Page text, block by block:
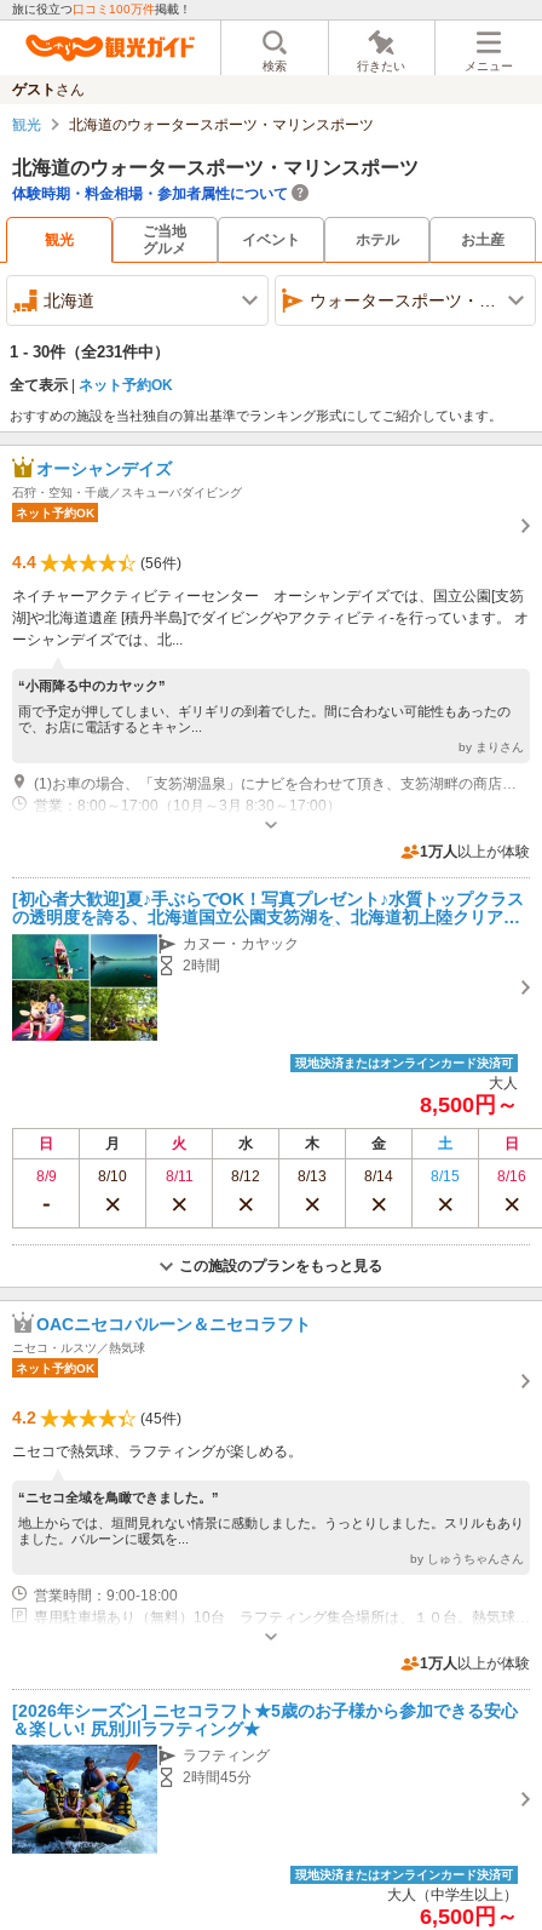
旅に役立つ口コミ100万件掲載！
検索 行きたい メニュー
ゲスト さん
観光 北海道のウォータースポーツ・マリンスポーツ
北海道のウォータースポーツ・マリンスポーツ
体験時期・料金相場・参加者属性について
観光
ご当地
グルメ
イベント ホテル お土産
北海道 ウォータースポーツ・マリンスポーツ
1 - 30件 （全231件中）
全て表示 ネット予約OK
おすすめの施設を当社独自の算出基準でランキング形式にしてご紹介しています。
オーシャンデイズ
石狩・空知・千歳／スキューバダイビング
ネット予約OK
4.4
(56件)
ネイチャーアクティビティーセンター オーシャンデイズでは、国立公園[支笏
湖]や北海道遺産 [積丹半島]でダイビングやアクティビティ‐を行っています。 オ
ーシャンデイズでは、北...
“小雨降る中のカヤック”
雨で予定が押してしまい、ギリギリの到着でした。間に合わない可能性もあったの
で、お店に電話するとキャン...
by まりさん
営業：8:00～17:00（10月～3月 8:30～17:00）
1万人 以上が体験
[初心者大歓迎]夏♪手ぶらでOK！写真プレゼント♪水質トップクラス
の透明度を誇る、北海道国立公園支笏湖を、北海道初上陸クリアカ
ヤックで体感！ファミリー・女性・カップルにお勧め
カヌー・カヤック
2時間
現地決済またはオンラインカード決済可
大人
8,500円～
日 月 火 水 木 金 土
日
8/9
8/10 8/11 8/12 8/13 8/14 8/15 8/16
この施設のプランをもっと見る
OACニセコバルーン＆ニセコラフト
ニセコ・ルスツ／熱気球
ネット予約OK
4.2
(45件)
ニセコで熱気球、ラフティングが楽しめる。
“ニセコ全域を鳥瞰できました。”
地上からでは、垣間見れない情景に感動しました。うっとりしました。スリルもあり
ました。バルーンに暖気を...
by しゅうちゃんさん
営業時間：9:00-18:00
1万人 以上が体験
[2026年シーズン] ニセコラフト★5歳のお子様から参加できる安心
＆楽しい! 尻別川ラフティング★
ラフティング
2時間45分
現地決済またはオンラインカード決済可
大人（中学生以上）
6,500円～